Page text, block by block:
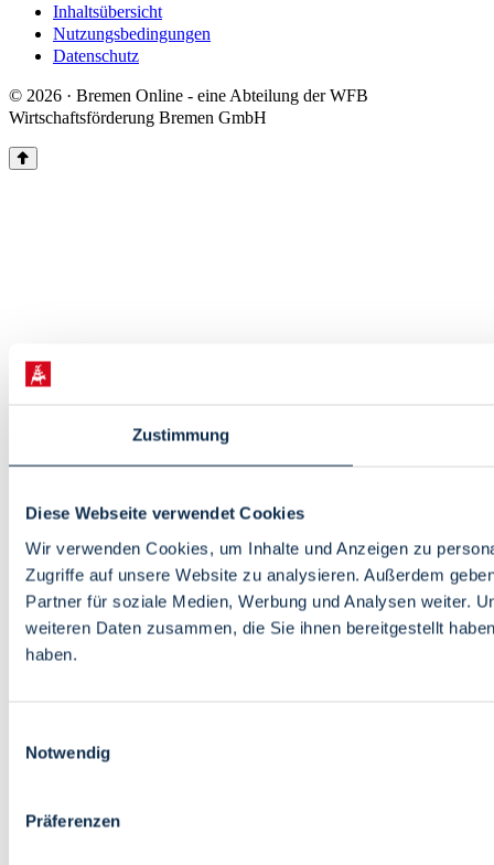
Zustimmung
Diese Webseite verwendet Cookies
Wir verwenden Cookies, um Inhalte und Anzeigen zu
Zugriffe auf unsere Website zu analysieren. Außerdem
Partner für soziale Medien, Werbung und Analysen weiter.
weiteren Daten zusammen, die Sie ihnen bereitgestellt
haben.
Notwendig
Präferenzen
Inhaltsübersicht
Nutzungsbedingungen
Datenschutz
© 2026 · Bremen Online - eine Abteilung der WFB
Wirtschaftsförderung Bremen GmbH